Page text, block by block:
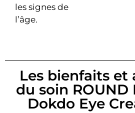
les signes de
l’âge.
Les bienfaits et
du soin ROUND
Dokdo Eye